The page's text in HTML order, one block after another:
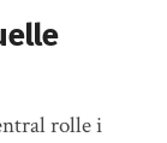
rolle i